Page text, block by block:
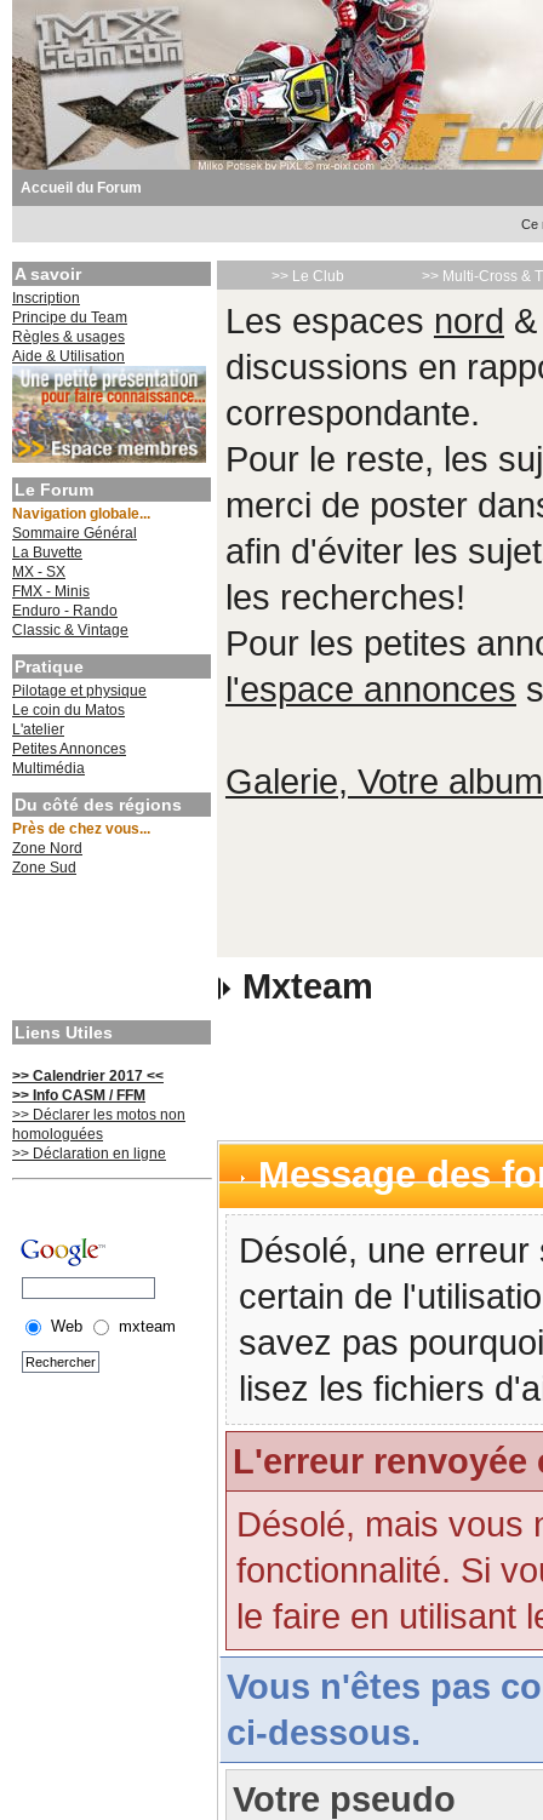
Accueil du Forum
Ce
A savoir
Inscription
Principe du Team
Règles & usages
Aide & Utilisation
Le Forum
Navigation globale...
Sommaire Général
La Buvette
MX - SX
FMX - Minis
Enduro - Rando
Classic & Vintage
Pratique
Pilotage et physique
Le coin du Matos
L'atelier
Petites Annonces
Multimédia
Du côté des régions
Près de chez vous...
Zone Nord
Zone Sud
Liens Utiles
>> Calendrier 2017 <<
>> Info CASM / FFM
>> Déclarer les motos non
homologuées
>> Déclaration en ligne
Web mxteam
>> Le Club >> Multi-Cross &
Les espaces nord
discussions en
correspondante.
Pour le reste, les
merci de poster
afin d'éviter les
les recherches!
Pour les petites
l'espace annonces
Galerie, Votre
Mxteam
Message des
Désolé, une
certain de
savez pas
lisez les fichiers
L'erreur renvoyée
Désolé, mais vous
fonctionnalité. Si
le faire en utilisant
Vous n'êtes pas
ci-dessous.
Votre pseudo